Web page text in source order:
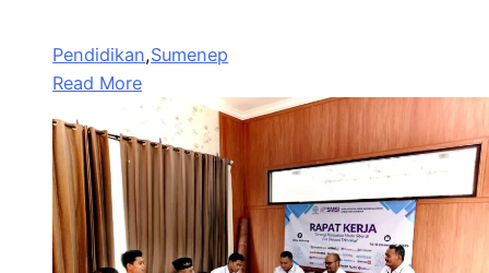
Pendidikan,Sumenep
Read More